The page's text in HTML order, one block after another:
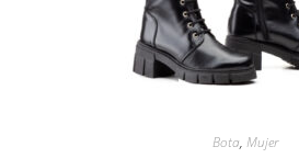
Bota, Mujer